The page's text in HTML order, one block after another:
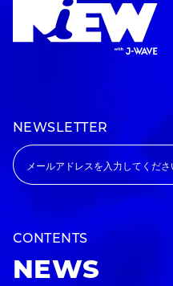
NEWSLETTER
CONTENTS
NEWS